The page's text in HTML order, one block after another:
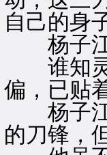
自己的身
杨子江
谁知灵
偏，已贴
杨子江
的刀锋，